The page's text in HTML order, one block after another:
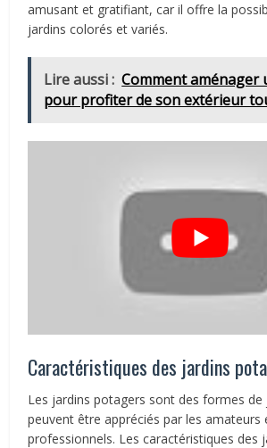
amusant et gratifiant, car il offre la
jardins colorés et variés.
Lire aussi : Comment aménager
pour profiter de son extérieur
Caractéristiques des jardins
Les jardins potagers sont des formes de
peuvent être appréciés par les amateurs
professionnels. Les caractéristiques des